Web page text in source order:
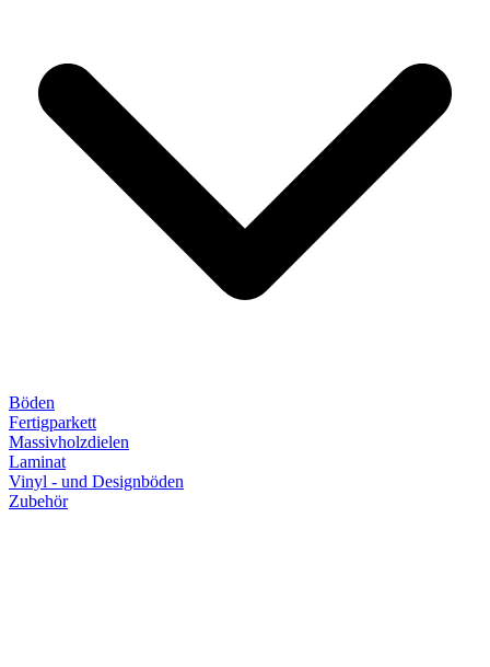
Böden
Fertigparkett
Massivholzdielen
Laminat
Vinyl - und Designböden
Zubehör